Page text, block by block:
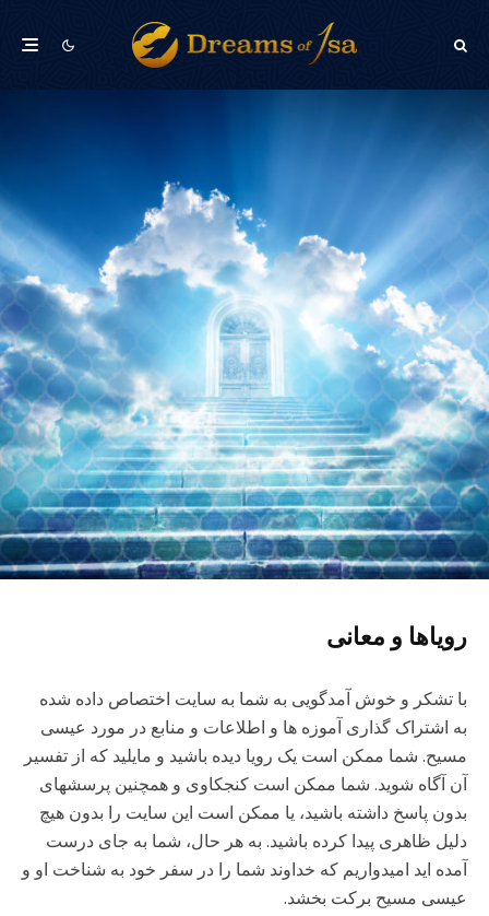
رویاها و معانی
با تشكر و خوش آمدگویی به شما به سایت اختصاص داده شده
به اشتراک گذاری آموزه ها و اطلاعات و منابع در مورد عیسی
مسیح. شما ممکن است یک رویا دیده باشید و مایلید که از تفسیر
آن آگاه شوید. شما ممكن است کنجکاوی و همچنین پرسشهای
بدون پاسخ داشته باشید، یا ممکن است این سایت را بدون هیچ
دلیل ظاهری پیدا كرده باشيد. به هر حال، شما به جای درست
آمده ايد اميدواريم كه خداوند شما را در سفر خود به شناخت او و
عیسی مسیح بركت بخشد.